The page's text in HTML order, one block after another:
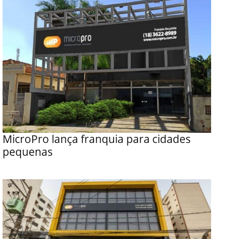
MicroPro lança franquia para cidades
pequenas